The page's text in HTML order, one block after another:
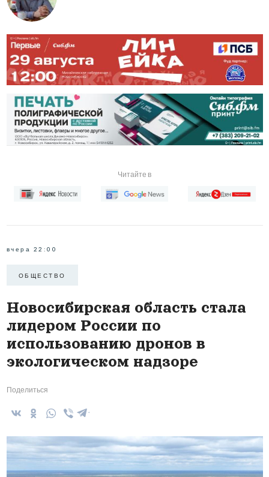
Читайте в
вчера 22:00
ОБЩЕСТВО
Новосибирская область стала
лидером России по
использованию дронов в
экологическом надзоре
Поделиться